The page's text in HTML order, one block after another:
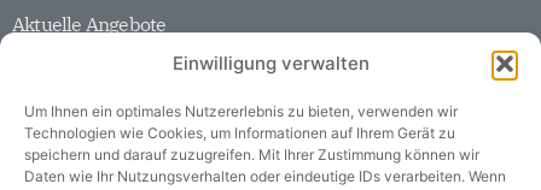
Einwilligung verwalten
Um Ihnen ein optimales Nutzererlebnis zu bieten, verwenden wir
Technologien wie Cookies, um Informationen auf Ihrem Gerät zu
speichern und darauf zuzugreifen. Mit Ihrer Zustimmung können wir
Daten wie Ihr Nutzungsverhalten oder eindeutige IDs verarbeiten. Wenn
Aktuelle Angebote
Unser Unternehmen
Historie
Partner